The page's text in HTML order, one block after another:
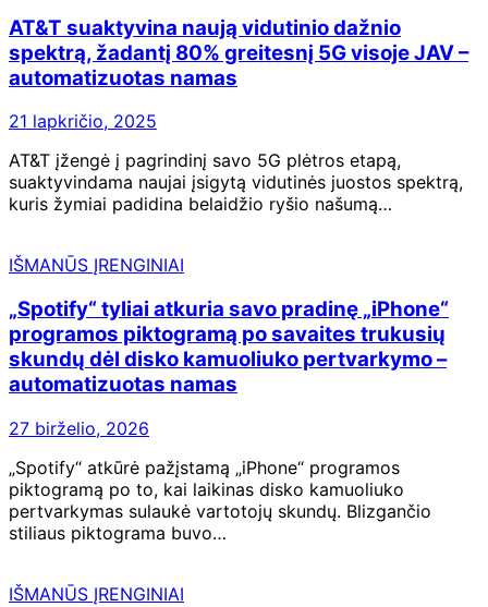
AT&T suaktyvina naują vidutinio dažnio
spektrą, žadantį 80% greitesnį 5G visoje JAV –
automatizuotas namas
21 lapkričio, 2025
AT&T įžengė į pagrindinį savo 5G plėtros etapą,
suaktyvindama naujai įsigytą vidutinės juostos spektrą,
kuris žymiai padidina belaidžio ryšio našumą…
IŠMANŪS ĮRENGINIAI
„Spotify“ tyliai atkuria savo pradinę „iPhone“
programos piktogramą po savaites trukusių
skundų dėl disko kamuoliuko pertvarkymo –
automatizuotas namas
27 birželio, 2026
„Spotify“ atkūrė pažįstamą „iPhone“ programos
piktogramą po to, kai laikinas disko kamuoliuko
pertvarkymas sulaukė vartotojų skundų. Blizgančio
stiliaus piktograma buvo…
IŠMANŪS ĮRENGINIAI